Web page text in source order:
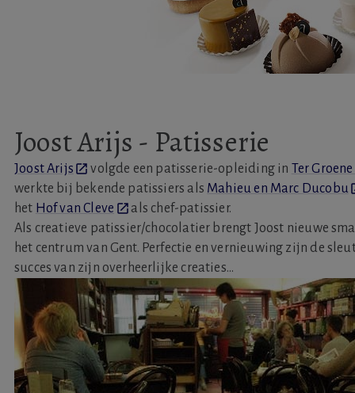
Joost Arijs - Patisserie
Joost Arijs volgde een patisserie-opleiding in Ter
werkte bij bekende patissiers als Mahieu en Marc Ducobu
het Hof van Cleve
als chef-patissier.
Als creatieve patissier/chocolatier brengt Joost nieuwe
het centrum van Gent. Perfectie en vernieuwing zijn de
succes van zijn overheerlijke creaties...